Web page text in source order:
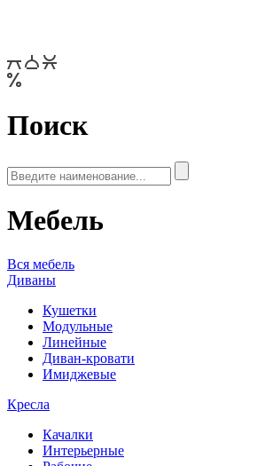
Поиск
Мебель
Вся мебель
Диваны
Кушетки
Модульные
Линейные
Диван-кровати
Имиджевые
Кресла
Качалки
Интерьерные